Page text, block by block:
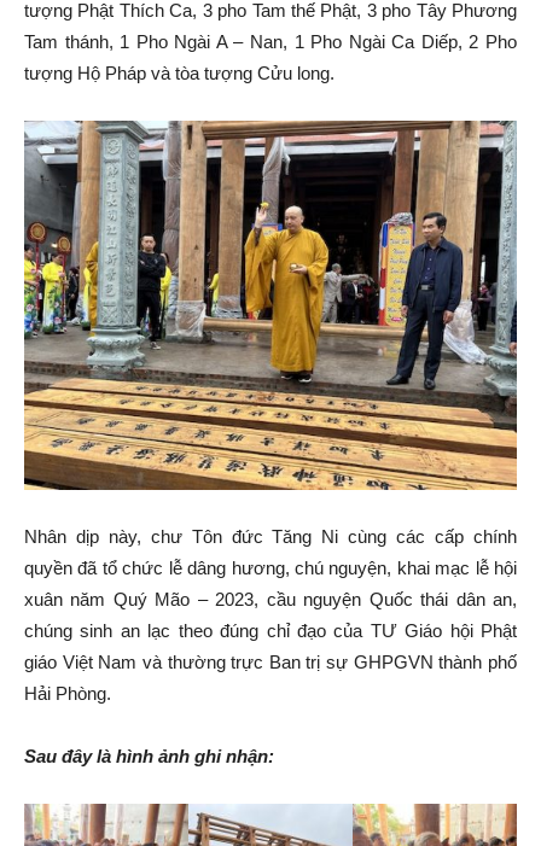
tượng Phật Thích Ca, 3 pho Tam thế Phật, 3 pho Tây Phương
Tam thánh, 1 Pho Ngài A – Nan, 1 Pho Ngài Ca Diếp, 2 Pho
tượng Hộ Pháp và tòa tượng Cửu long.
Nhân dịp này, chư Tôn đức Tăng Ni cùng các cấp chính
quyền đã tổ chức lễ dâng hương, chú nguyện, khai mạc lễ hội
xuân năm Quý Mão – 2023, cầu nguyện Quốc thái dân an,
chúng sinh an lạc theo đúng chỉ đạo của TƯ Giáo hội Phật
giáo Việt Nam và thường trực Ban trị sự GHPGVN thành phố
Hải Phòng.
Sau đây là hình ảnh ghi nhận: